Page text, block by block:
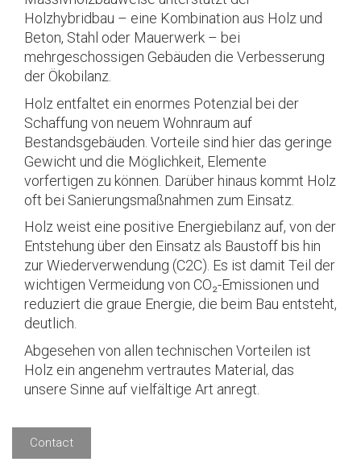
Holzhybridbau – eine Kombination aus Holz und
Beton, Stahl oder Mauerwerk – bei
mehrgeschossigen Gebäuden die Verbesserung
der Ökobilanz.
Holz entfaltet ein enormes Potenzial bei der
Schaffung von neuem Wohnraum auf
Bestandsgebäuden. Vorteile sind hier das geringe
Gewicht und die Möglichkeit, Elemente
vorfertigen zu können. Darüber hinaus kommt Holz
oft bei Sanierungsmaßnahmen zum Einsatz.
Holz weist eine positive Energiebilanz auf, von der
Entstehung über den Einsatz als Baustoff bis hin
zur Wiederverwendung (C2C). Es ist damit Teil der
wichtigen Vermeidung von CO₂-Emissionen und
reduziert die graue Energie, die beim Bau entsteht,
deutlich.
Abgesehen von allen technischen Vorteilen ist
Holz ein angenehm vertrautes Material, das
unsere Sinne auf vielfältige Art anregt.
Contact